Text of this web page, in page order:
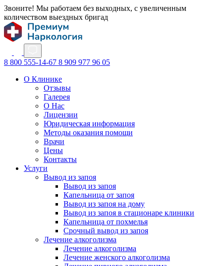
Звоните! Мы работаем без выходных, с увеличенным
количеством выездных бригад
8 800 555-14-67 8 909 977 96 05
О Клинике
Отзывы
Галерея
О Нас
Лицензии
Юридическая информация
Методы оказания помощи
Врачи
Цены
Контакты
Услуги
Вывод из запоя
Вывод из запоя
Капельница от запоя
Вывод из запоя на дому
Вывод из запоя в стационаре клиники
Капельница от похмелья
Срочный вывод из запоя
Лечение алкоголизма
Лечение алкоголизма
Лечение женского алкоголизма